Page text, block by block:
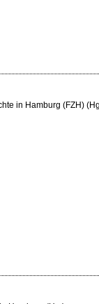
in Hamburg (FZH)